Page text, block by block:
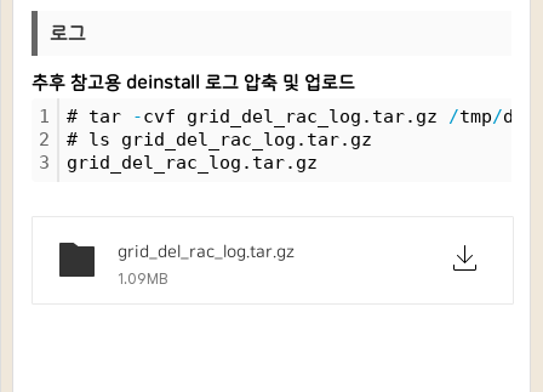
로그
추후 참고용 deinstall 로그 압축 및 업로드
1
2
3
# tar -cvf grid_del_rac_log.tar.gz /tmp/
# ls grid_del_rac_log.tar.gz
grid_del_rac_log.tar.gz
grid_del_rac_log.tar.gz
1.09MB